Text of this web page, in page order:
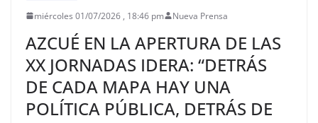
miércoles 01/07/2026 , 18:46 pm Nueva Prensa
AZCUÉ EN LA APERTURA DE LAS
XX JORNADAS IDERA: “DETRÁS
DE CADA MAPA HAY UNA
POLÍTICA PÚBLICA, DETRÁS DE